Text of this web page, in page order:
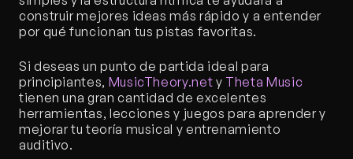
construir mejores ideas más rápido y a entender
por qué funcionan tus pistas favoritas.
Si deseas un punto de partida ideal para
principiantes, MusicTheory.net y Theta Music
tienen una gran cantidad de excelentes
herramientas, lecciones y juegos para aprender y
mejorar tu teoría musical y entrenamiento
auditivo.